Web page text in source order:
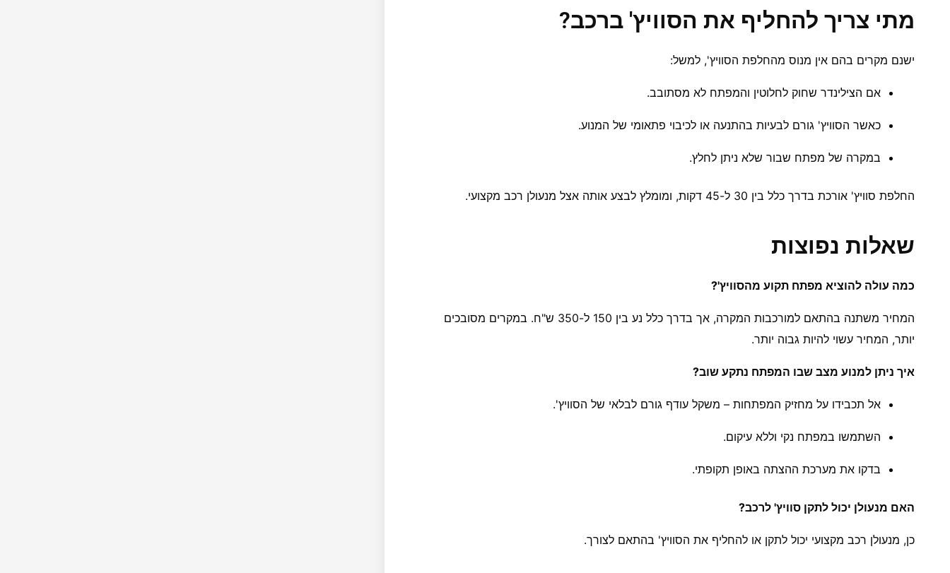
מתי צריך להחליף את הסוויץ' ברכב?
ישנם מקרים בהם אין מנוס מהחלפת הסוויץ', למשל:
אם הצילינדר שחוק לחלוטין והמפתח לא מסתובב.
כאשר הסוויץ' גורם לבעיות בהתנעה או לכיבוי פתאומי של המנוע.
במקרה של מפתח שבור שלא ניתן לחלץ.
החלפת סוויץ' אורכת בדרך כלל בין 30 ל-45 דקות, ומומלץ לבצע אותה אצל מנעולן רכב מקצועי.
שאלות נפוצות
כמה עולה להוציא מפתח תקוע מהסוויץ'?
המחיר משתנה בהתאם למורכבות המקרה, אך בדרך כלל נע בין 150 ל-350 ש"ח. במקרים מסובכים
יותר, המחיר עשוי להיות גבוה יותר.
איך ניתן למנוע מצב שבו המפתח נתקע שוב?
אל תכבידו על מחזיק המפתחות – משקל עודף גורם לבלאי של הסוויץ'.
השתמשו במפתח נקי וללא עיקום.
בדקו את מערכת ההצתה באופן תקופתי.
האם מנעולן יכול לתקן סוויץ' לרכב?
כן, מנעולן רכב מקצועי יכול לתקן או להחליף את הסוויץ' בהתאם לצורך.